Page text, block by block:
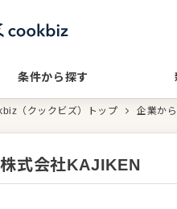
条件から探す
（クックビズ）トップ 企業か
株式会社KAJIKEN